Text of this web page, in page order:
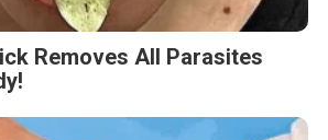
Removes All Parasites